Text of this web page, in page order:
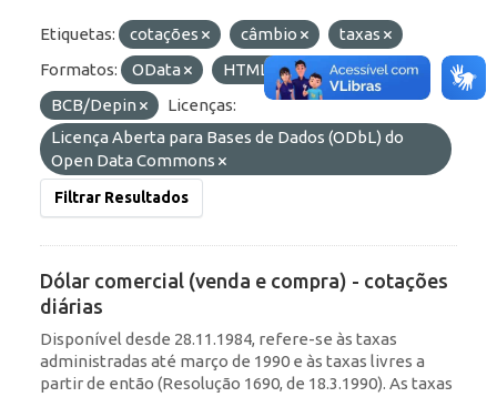
Etiquetas: cotações câmbio
taxas
Formatos:
OData HTML
Organizações:
BCB/Depin
Licenças:
Licença Aberta para Bases de Dados (ODbL) do
Open Data Commons
Filtrar Resultados
Dólar comercial (venda e compra) - cotações
diárias
Disponível desde 28.11.1984, refere-se às taxas
administradas até março de 1990 e às taxas livres a
partir de então (Resolução 1690, de 18.3.1990). As taxas